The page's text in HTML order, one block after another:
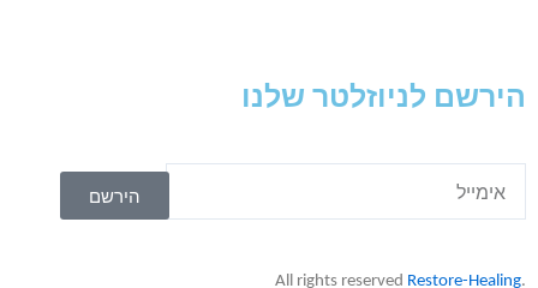
הירשם לניוזלטר שלנו
הירשם
.All rights reserved
Restore-Healing